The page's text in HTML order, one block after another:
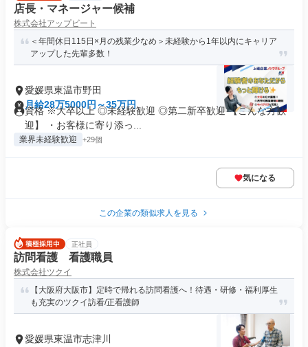
店長・マネージャー候補
株式会社アップビート
＜年間休日115日×月の残業少なめ＞未経験から1年以内にキャリア
アップした先輩多数！
愛媛県東温市野田
月給28万5000円～35万円
資格 ※大卒以上 ◎未経験歓迎 ◎第二新卒歓迎 【こんな方歓
迎】 ・お客様に寄り添っ...
業界未経験歓迎 +29個
気になる
この企業の類似求人を見る
正社員
訪問看護 看護職員
株式会社ツクイ
【大阪府大阪市】定時で帰れる訪問看護へ！待遇・研修・福利厚生
も充実のツクイ訪看/正看護師
愛媛県東温市志津川